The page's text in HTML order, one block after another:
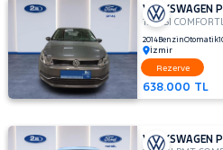
Tüm
Araçlar
AUDI
BMC
BMW
BYD
VOLKSWAGEN
1.2 TSI
2014BenzinOtomatik
İzmir
638.000 TL
Rezerve
VOLKSWAGEN